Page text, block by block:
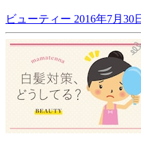
ビューティー 2016年7月30